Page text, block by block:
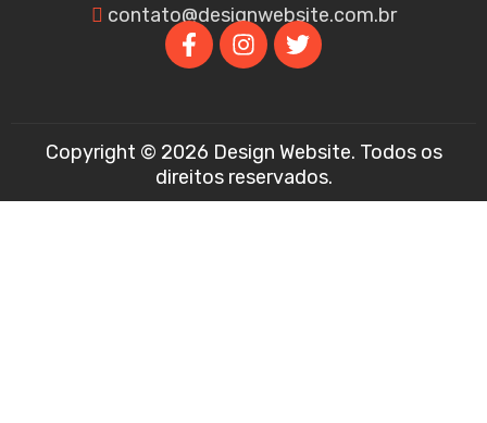
contato@designwebsite.com.br
Copyright © 2026 Design Website. Todos os
direitos reservados.